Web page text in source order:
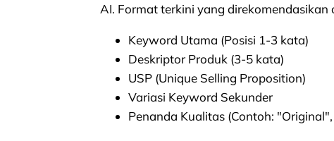
AI. Format terkini yang direkomendasikan
Keyword Utama (Posisi 1-3 kata)
Deskriptor Produk (3-5 kata)
USP (Unique Selling Proposition)
Variasi Keyword Sekunder
Penanda Kualitas (Contoh: